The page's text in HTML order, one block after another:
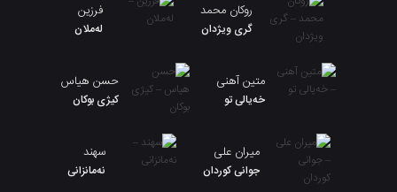
روکان محمد
گری ویژدان
فرزین
لەملان
متین آهنی
خەیالی تو
حسن هیاس
کیژی بوکان
میران علی
جوانی کوردان
سهند
نەمانزانی